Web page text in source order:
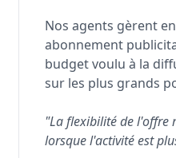
Nos agents gèrent
abonnement
budget voulu à la
sur les plus grands
"La flexibilité de l'offre
lorsque l'activité est